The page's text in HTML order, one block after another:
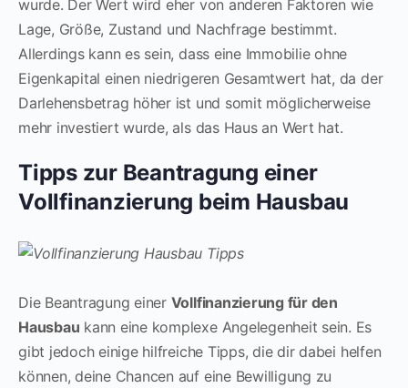
wurde. Der Wert wird eher von anderen Faktoren wie
Lage, Größe, Zustand und Nachfrage bestimmt.
Allerdings kann es sein, dass eine Immobilie ohne
Eigenkapital einen niedrigeren Gesamtwert hat, da der
Darlehensbetrag höher ist und somit möglicherweise
mehr investiert wurde, als das Haus an Wert hat.
Tipps zur Beantragung einer
Vollfinanzierung beim Hausbau
Die Beantragung einer Vollfinanzierung für den
Hausbau kann eine komplexe Angelegenheit sein. Es
gibt jedoch einige hilfreiche Tipps, die dir dabei helfen
können, deine Chancen auf eine Bewilligung zu